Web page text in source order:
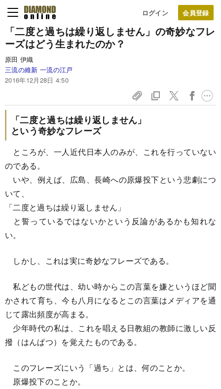
ログイン
「二度と過ちは繰り返しません」 の奇妙なフレ
ーズはどう生まれたのか？
原田 伊織
三流の維新 一流の江戸
2016年12月28日 4:50
「二度と過ちは繰り返しません」
という奇妙なフレーズ
ところが、一人近代日本人のみが、これを行っていない
のである。
いや、例えば、広島、長崎への原爆投下という悲劇につ
いて、
「二度と過ちは繰り返しません」
と誓っているではないかという反論があるかも知れな
い。
しかし、これは実に奇妙なフレーズである。
私どもの世代は、幼い時からこの言葉を嫌というほど聞
かされて育ち、今も八月になるとこの言葉はメディアを通
じて露出頻度が高まる。
少年時代の私は、これを唱える日教組の教師に激しい反
撥（はんぱつ）を覚えたものである。
このフレーズにいう「過ち」とは、何のことか。
原爆投下のことか。